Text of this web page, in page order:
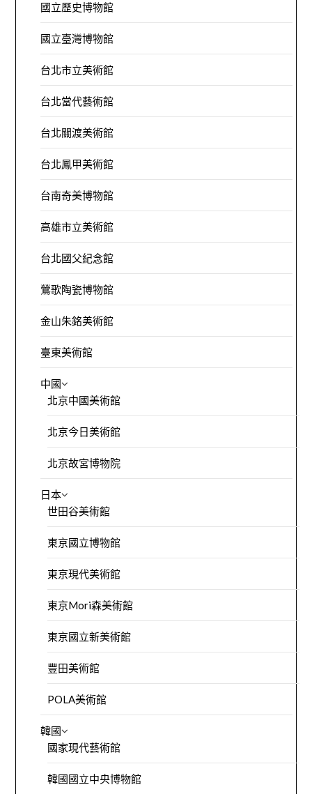
國立歷史博物館
國立臺灣博物館
台北市立美術館
台北當代藝術館
台北關渡美術館
台北鳳甲美術館
台南奇美博物館
高雄市立美術館
台北國父紀念館
鶯歌陶瓷博物館
金山朱銘美術館
臺東美術館
中國
北京中國美術館
北京今日美術館
北京故宮博物院
日本
世田谷美術館
東京國立博物館
東京現代美術館
東京Mori森美術館
東京國立新美術館
豐田美術館
POLA美術館
韓國
國家現代藝術館
韓國國立中央博物館